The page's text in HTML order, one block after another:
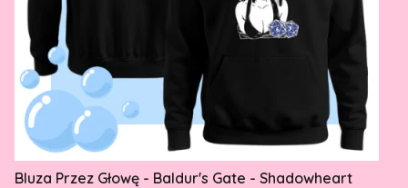
Bluza Przez Głowę - Baldur's Gate - Shadowheart